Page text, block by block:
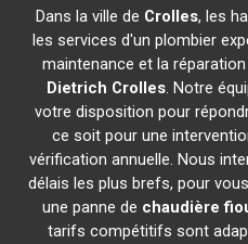
Dans la ville de Crolles, les
les services d'un plombier
maintenance et la
Dietrich Crolles. Notre
votre disposition pour
ce soit pour une
vérification annuelle. Nous
délais les plus brefs, pour
une panne de chaudière
tarifs compétitifs sont